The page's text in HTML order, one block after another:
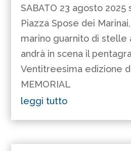
SABATO 23 agosto 2025
Piazza Spose dei
marino guarnito di stelle
andrà in scena il
Ventitreesima edizione
MEMORIAL
leggi tutto